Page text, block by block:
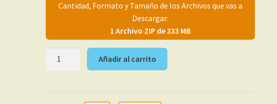
Cantidad, Formato y Tamaño de los Archivos que vas a
Descargar:
1 Archivo ZIP de 333 MB
Añadir al carrito